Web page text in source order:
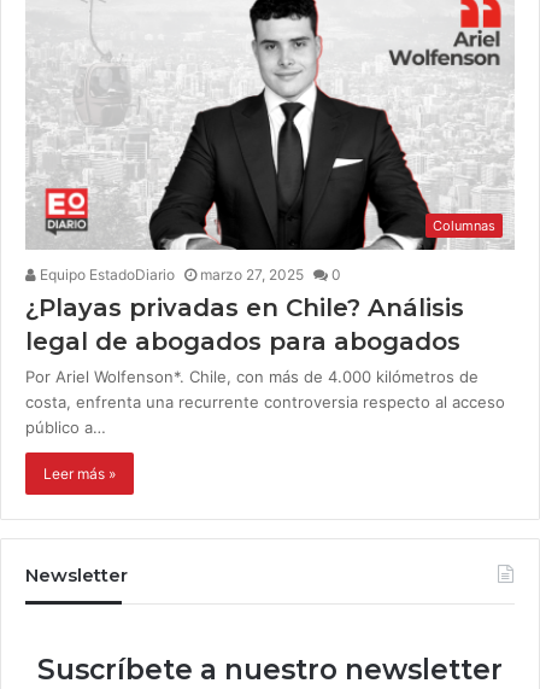
Columnas
Equipo EstadoDiario marzo 27, 2025 0
¿Playas privadas en Chile? Análisis
legal de abogados para abogados
Por Ariel Wolfenson*. Chile, con más de 4.000 kilómetros de
costa, enfrenta una recurrente controversia respecto al acceso
público a…
Leer más »
Newsletter
Suscríbete a nuestro newsletter